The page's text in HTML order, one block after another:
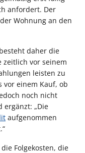
anfordert. Der
Wohnung an den
daher die
zeitlich vor seinem
leisten zu
vor einem Kauf, ob
noch nicht
ergänzt: „Die
aufgenommen
Folgekosten, die